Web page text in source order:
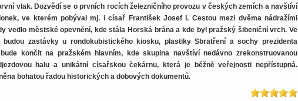
vlak. Dozvědí se o prvních rocích železničního provozu v českých zemích a navštíví
ve kterém pobýval mj. i císař František Josef I. Cestou mezi dvěma nádražími
vedlo městské opevnění, kde stála Horská brána a kde byl pražský šibeniční vrch. Ve
budou zastávky u rondokubistického kiosku, plastiky Sbratření a sochy prezidenta
končit na pražském hlavním, kde skupina navštíví nedávno zrekonstruovanou
halu a unikátní císařskou čekárnu, která je běžně veřejnosti nepřístupná.
bohatou řadou historických a dobových dokumentů.